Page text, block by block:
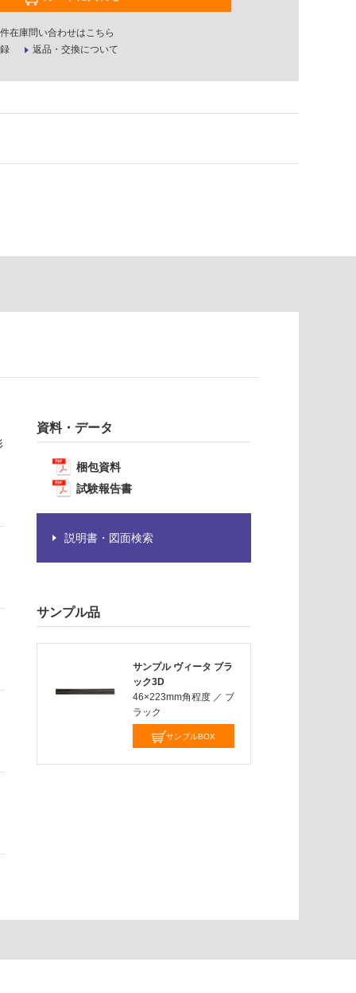
在庫問い合わせはこちら
返品・交換について
資料・データ
梱包資料
試験報告書
説明書・図面検索
サンプル品
サンプル ヴィータ ブラ
ック3D
46×223mm角程度 ／ ブ
ラック
サンプルBOX